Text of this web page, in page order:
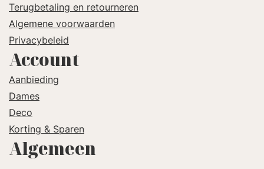
Terugbetaling en retourneren
Algemene voorwaarden
Privacybeleid
Account
Aanbieding
Dames
Deco
Korting & Sparen
Algemeen